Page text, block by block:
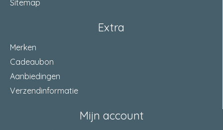
Sitemap
Extra
Merken
Cadeaubon
Aanbiedingen
Verzendinformatie
Mijn account